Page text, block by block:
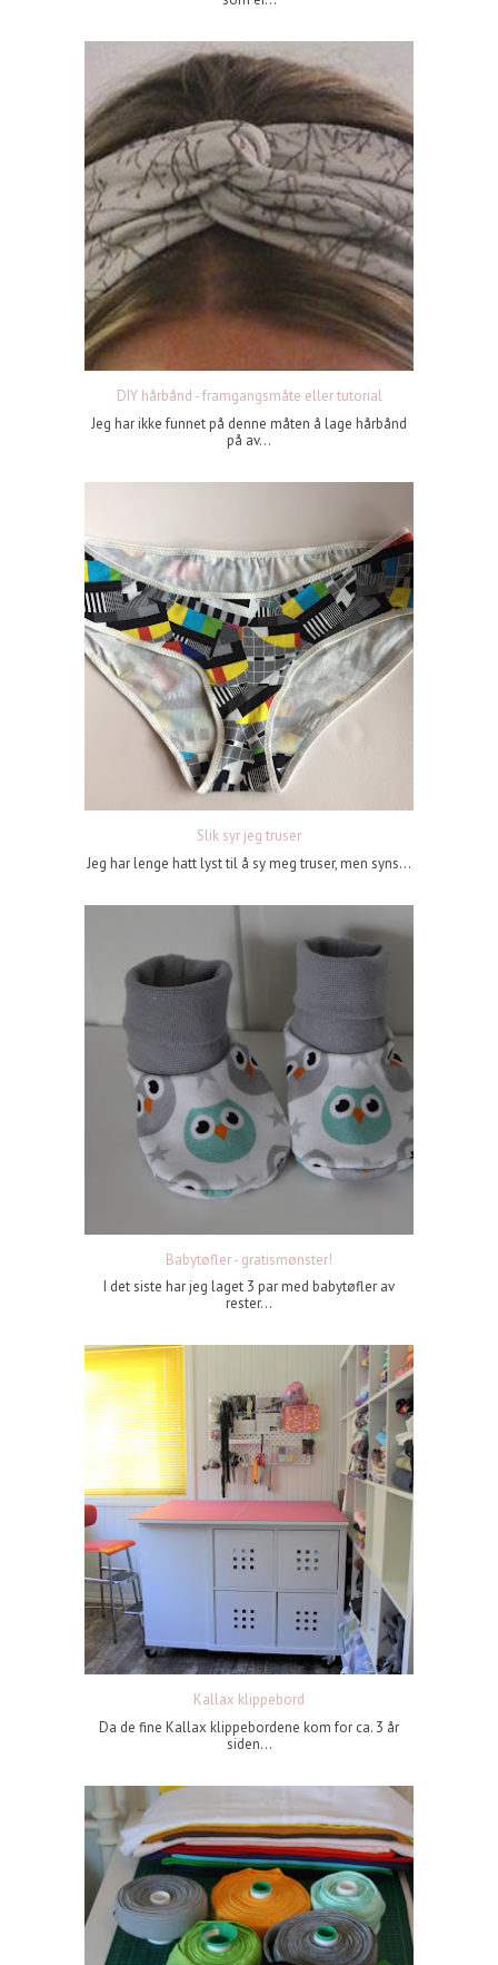
DIY hårbånd - framgangsmåte eller tutorial
Jeg har ikke funnet på denne måten å lage hårbånd
på av...
Slik syr jeg truser
Jeg har lenge hatt lyst til å sy meg truser, men syns...
Babytøfler - gratismønster!
I det siste har jeg laget 3 par med babytøfler av
rester...
Kallax klippebord
Da de fine Kallax klippebordene kom for ca. 3 år
siden...